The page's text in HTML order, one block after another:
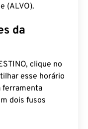
(ALVO).
da
clique no
esse horário
ferramenta
dois fusos